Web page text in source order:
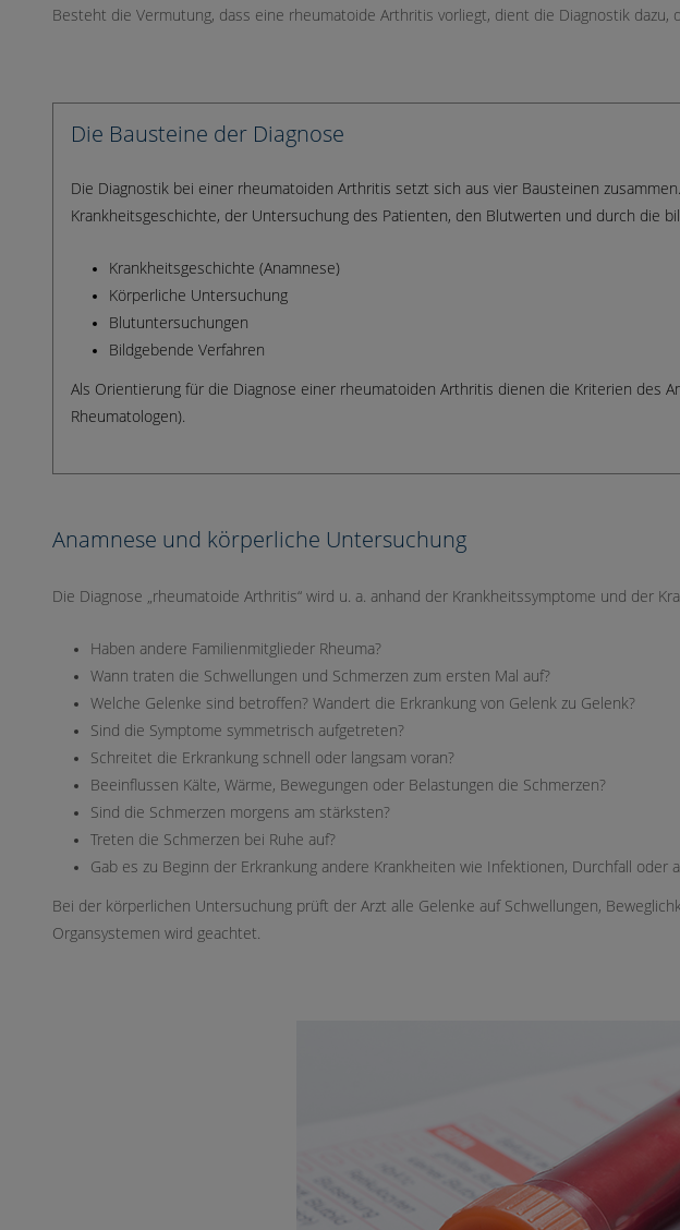
Besteht die Vermutung, dass eine rheumatoide Arthritis vorliegt, dient die Diagnostik
Die Bausteine der Diagnose
Die Diagnostik bei einer rheumatoiden Arthritis setzt sich aus vier Bausteinen
Krankheitsgeschichte, der Untersuchung des Patienten, den Blutwerten und durch die
Krankheitsgeschichte (Anamnese)
Körperliche Untersuchung
Blutuntersuchungen
Bildgebende Verfahren
Als Orientierung für die Diagnose einer rheumatoiden Arthritis dienen die Kriterien des
Rheumatologen).
Anamnese und körperliche Untersuchung
Die Diagnose „rheumatoide Arthritis“ wird u. a. anhand der Krankheitssymptome und der
Haben andere Familienmitglieder Rheuma?
Wann traten die Schwellungen und Schmerzen zum ersten Mal auf?
Welche Gelenke sind betroffen? Wandert die Erkrankung von Gelenk zu Gelenk?
Sind die Symptome symmetrisch aufgetreten?
Schreitet die Erkrankung schnell oder langsam voran?
Beeinflussen Kälte, Wärme, Bewegungen oder Belastungen die Schmerzen?
Sind die Schmerzen morgens am stärksten?
Treten die Schmerzen bei Ruhe auf?
Gab es zu Beginn der Erkrankung andere Krankheiten wie Infektionen, Durchfall
Bei der körperlichen Untersuchung prüft der Arzt alle Gelenke auf Schwellungen,
Organsystemen wird geachtet.